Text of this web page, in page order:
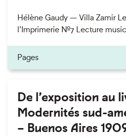
Hélène Gaudy — Villa Zamir
l’Imprimerie n°7 Lecture
Pages
De l’exposition au
Modernités sud-
– Buenos Aires